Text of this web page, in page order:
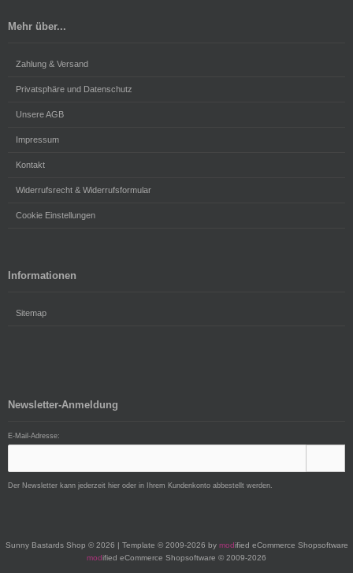
Mehr über...
Zahlung & Versand
Privatsphäre und Datenschutz
Unsere AGB
Impressum
Kontakt
Widerrufsrecht & Widerrufsformular
Cookie Einstellungen
Informationen
Sitemap
Newsletter-Anmeldung
E-Mail-Adresse:
Der Newsletter kann jederzeit hier oder in Ihrem Kundenkonto abbestellt werden.
Sunny Bastards Shop © 2026 | Template © 2009-2026 by modified eCommerce Shopsoftware
modified eCommerce Shopsoftware © 2009-2026